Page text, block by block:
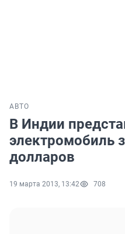
АВТО
В Индии
электромобиль
долларов
19 марта 2013, 13:42 708